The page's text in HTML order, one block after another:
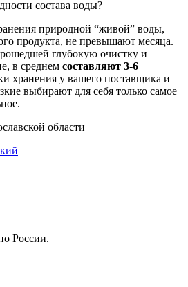
состава воды?
природной “живой” воды,
продукта, не превышают месяца.
глубокую очистку и
в среднем составляют 3-6
хранения у вашего поставщика и
выбирают для себя только самое
области
России.